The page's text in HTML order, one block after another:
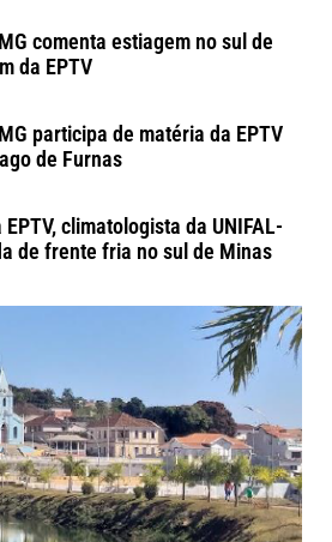
comenta estiagem no sul de
da EPTV
participa de matéria da EPTV
de Furnas
climatologista da UNIFAL-
de frente fria no sul de Minas